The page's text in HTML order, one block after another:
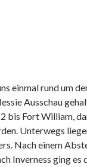
einmal rund um
Ausschau
bis Fort William,
Unterwegs
Nach einem
Inverness ging es